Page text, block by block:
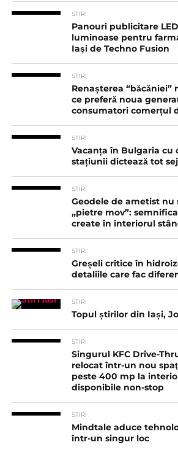
STIRI
Panouri publicitare
luminoase pentru
Iaşi de Techno Fusion
STIRI
Renașterea “băcăniei”
ce preferă noua
consumatori comerțul
STIRI
Vacanța în Bulgaria cu
stațiunii dictează tot
STIRI
Geodele de ametist nu
„pietre mov”:
create în interiorul
STIRI
Greșeli critice în
detaliile care fac
STIRI
Topul știrilor din Iași,
STIRI
Singurul KFC Drive-
relocat într-un nou
peste 400 mp la
disponibile non-stop
STIRI
Mindtale aduce
într-un singur loc